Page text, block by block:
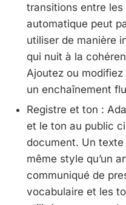
transitions entre
automatique peut
utiliser de manière
qui nuit à la
Ajoutez ou
un enchaînement
Registre et ton :
et le ton au public
document. Un texte
même style qu’un
communiqué de
vocabulaire et les